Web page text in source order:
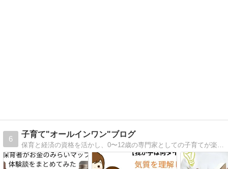
6
子育て"オールインワン"ブログ
保育と経済の資格を活かし、0〜12歳の専門家としての子育てが楽になる方法やFPとして子育て家庭の最善の利益を考えた経済学として節約方法や投資に関することを発信しています。